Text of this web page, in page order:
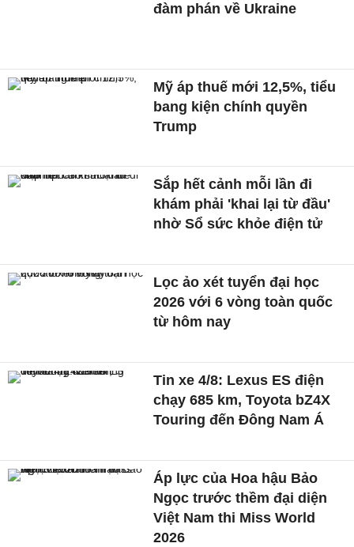
đàm phán về Ukraine
Mỹ áp thuế mới 12,5%, tiểu
bang kiện chính quyền
Trump
Sắp hết cảnh mỗi lần đi
khám phải 'khai lại từ đầu'
nhờ Sổ sức khỏe điện tử
Lọc ảo xét tuyển đại học
2026 với 6 vòng toàn quốc
từ hôm nay
Tin xe 4/8: Lexus ES điện
chạy 685 km, Toyota bZ4X
Touring đến Đông Nam Á
Áp lực của Hoa hậu Bảo
Ngọc trước thềm đại diện
Việt Nam thi Miss World
2026